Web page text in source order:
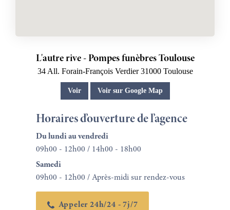
L'autre rive - Pompes funèbres Toulouse
34 All. Forain-François Verdier 31000 Toulouse
Voir Voir sur Google Map
Horaires d’ouverture de l’agence
Du lundi au vendredi
09h00 - 12h00 / 14h00 - 18h00
Samedi
09h00 - 12h00 / Après-midi sur rendez-vous
Appeler 24h/24 - 7j/7